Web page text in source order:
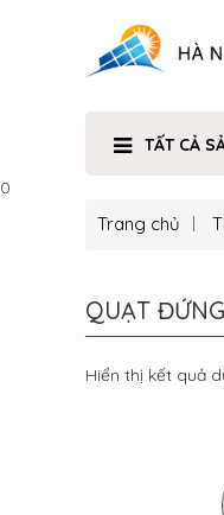
TẤT CẢ
0
Trang chủ
QUẠT ĐỨNG
Hiển thị kết quả